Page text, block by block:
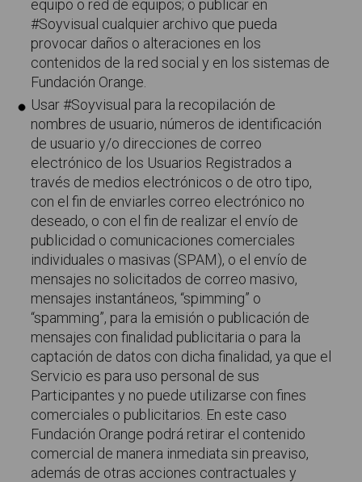
equipo o red de equipos; o publicar en
#Soyvisual cualquier archivo que pueda
provocar daños o alteraciones en los
contenidos de la red social y en los sistemas de
Fundación Orange.
Usar #Soyvisual para la recopilación de
nombres de usuario, números de identificación
de usuario y/o direcciones de correo
electrónico de los Usuarios Registrados a
través de medios electrónicos o de otro tipo,
con el fin de enviarles correo electrónico no
deseado, o con el fin de realizar el envío de
publicidad o comunicaciones comerciales
individuales o masivas (SPAM), o el envío de
mensajes no solicitados de correo masivo,
mensajes instantáneos, “spimming” o
“spamming”, para la emisión o publicación de
mensajes con finalidad publicitaria o para la
captación de datos con dicha finalidad, ya que el
Servicio es para uso personal de sus
Participantes y no puede utilizarse con fines
comerciales o publicitarios. En este caso
Fundación Orange podrá retirar el contenido
comercial de manera inmediata sin preaviso,
además de otras acciones contractuales y